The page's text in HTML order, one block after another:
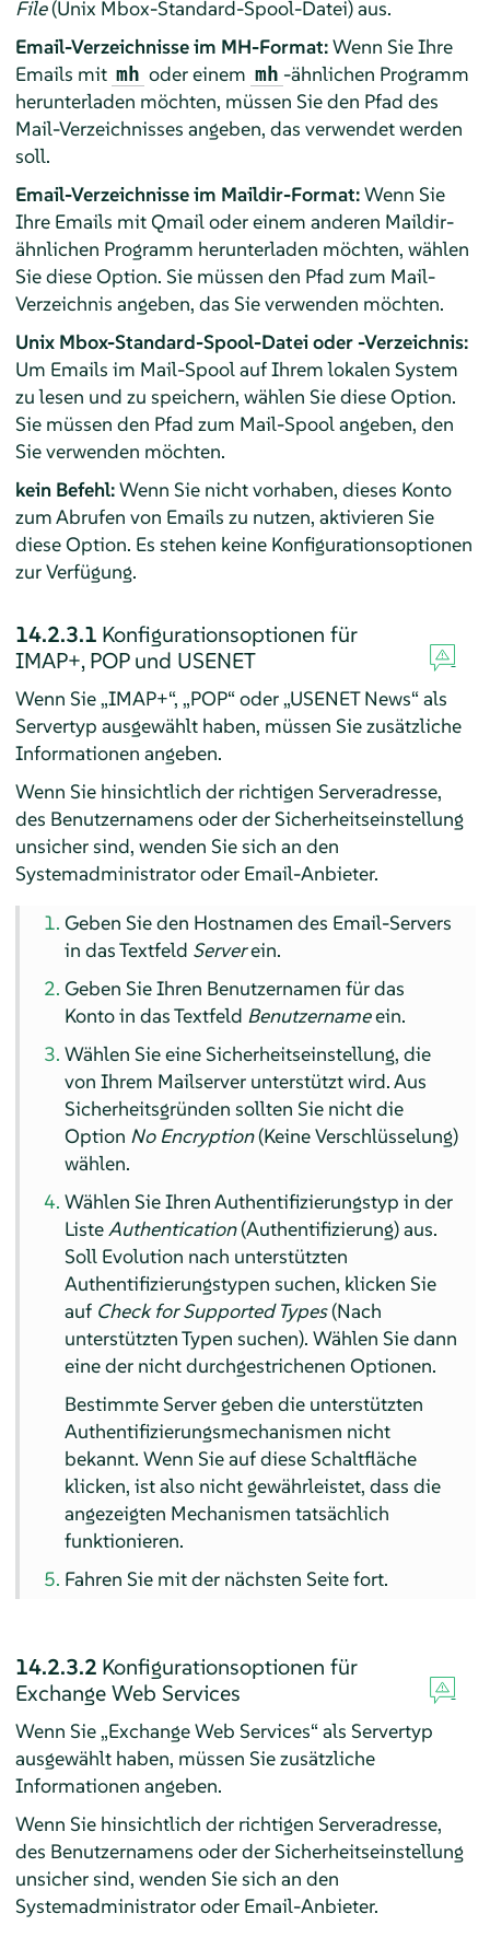
File(Unix Mbox-Standard-Spool-Datei) aus.
Email-Verzeichnisse im MH-Format:Wenn Sie Ihre
Emails mit mh oder einem mh -ähnlichen Programm
herunterladen möchten, müssen Sie den Pfad des
Mail-Verzeichnisses angeben, das verwendet werden
soll.
Email-Verzeichnisse im Maildir-Format:Wenn Sie
Ihre Emails mit Qmail oder einem anderen Maildir-
ähnlichen Programm herunterladen möchten, wählen
Sie diese Option. Sie müssen den Pfad zum Mail-
Verzeichnis angeben, das Sie verwenden möchten.
Unix Mbox-Standard-Spool-Datei oder -Verzeichnis:
Um Emails im Mail-Spool auf Ihrem lokalen System
zu lesen und zu speichern, wählen Sie diese Option.
Sie müssen den Pfad zum Mail-Spool angeben, den
Sie verwenden möchten.
kein Befehl:Wenn Sie nicht vorhaben, dieses Konto
zum Abrufen von Emails zu nutzen, aktivieren Sie
diese Option. Es stehen keine Konfigurationsoptionen
zur Verfügung.
14.2.3.1 Konfigurationsoptionen für
IMAP+, POP und USENET
Wenn Sie „IMAP+“, „POP“ oder „USENET News“ als
Servertyp ausgewählt haben, müssen Sie zusätzliche
Informationen angeben.
Wenn Sie hinsichtlich der richtigen Serveradresse,
des Benutzernamens oder der Sicherheitseinstellung
unsicher sind, wenden Sie sich an den
Systemadministratoroder Email-Anbieter.
Geben Sie den Hostnamen des Email-Servers
in das Textfeld Serverein.
Geben Sie Ihren Benutzernamen für das
Konto in das Textfeld Benutzernameein.
Wählen Sie eine Sicherheitseinstellung, die
von Ihrem Mailserver unterstützt wird. Aus
Sicherheitsgründen sollten Sie nicht die
Option No Encryption(Keine Verschlüsselung)
wählen.
Wählen Sie Ihren Authentifizierungstyp in der
Liste Authentication(Authentifizierung) aus.
Soll Evolution nach unterstützten
Authentifizierungstypen suchen, klicken Sie
auf Check for Supported Types(Nach
unterstützten Typen suchen). Wählen Sie dann
eine der nicht durchgestrichenen Optionen.
Bestimmte Server geben die unterstützten
Authentifizierungsmechanismen nicht
bekannt. Wenn Sie auf diese Schaltfläche
klicken, ist also nicht gewährleistet, dass die
angezeigten Mechanismen tatsächlich
funktionieren.
Fahren Sie mit der nächsten Seite fort.
14.2.3.2 Konfigurationsoptionen für
Exchange Web Services
Wenn Sie „Exchange Web Services“ als Servertyp
ausgewählt haben, müssen Sie zusätzliche
Informationen angeben.
Wenn Sie hinsichtlich der richtigen Serveradresse,
des Benutzernamens oder der Sicherheitseinstellung
unsicher sind, wenden Sie sich an den
Systemadministratoroder Email-Anbieter.